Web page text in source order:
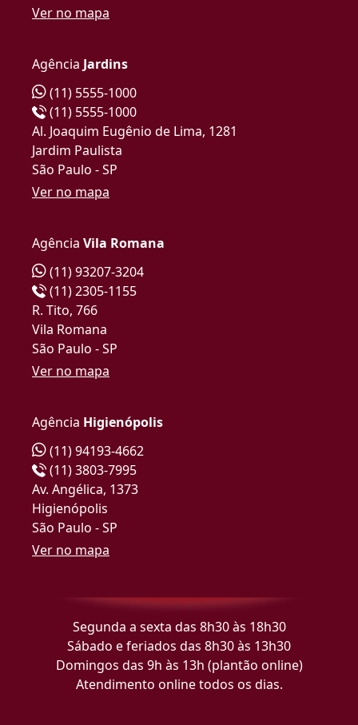
Ver no mapa
Agência Jardins
(11) 5555-1000
(11) 5555-1000
Al. Joaquim Eugênio de Lima, 1281
Jardim Paulista
São Paulo - SP
Ver no mapa
Agência Vila Romana
(11) 93207-3204
(11) 2305-1155
R. Tito, 766
Vila Romana
São Paulo - SP
Ver no mapa
Agência Higienópolis
(11) 94193-4662
(11) 3803-7995
Av. Angélica, 1373
Higienópolis
São Paulo - SP
Ver no mapa
Segunda a sexta das 8h30 às 18h30
Sábado e feriados das 8h30 às 13h30
Domingos das 9h às 13h (plantão online)
Atendimento online todos os dias.